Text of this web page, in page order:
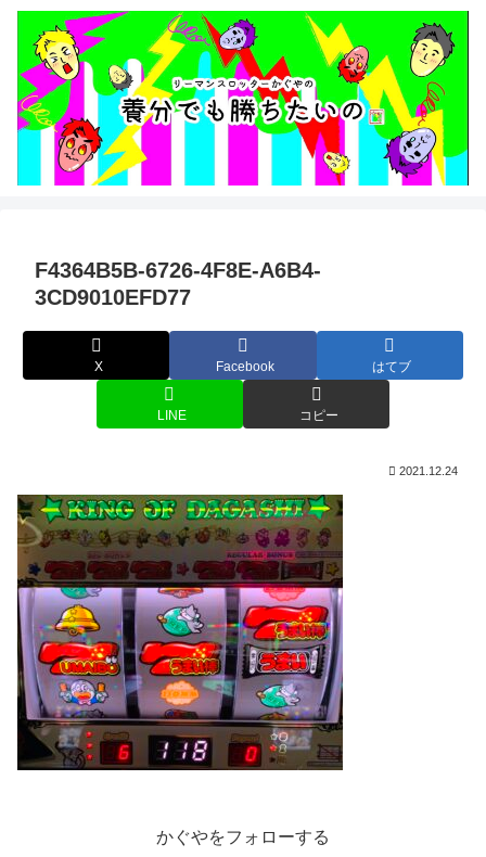
F4364B5B-6726-4F8E-A6B4-
3CD9010EFD77
X Facebook はてブ
LINE コピー
2021.12.24
かぐやをフォローする